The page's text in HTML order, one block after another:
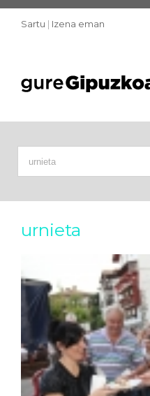
Sartu | Izena eman
urnieta